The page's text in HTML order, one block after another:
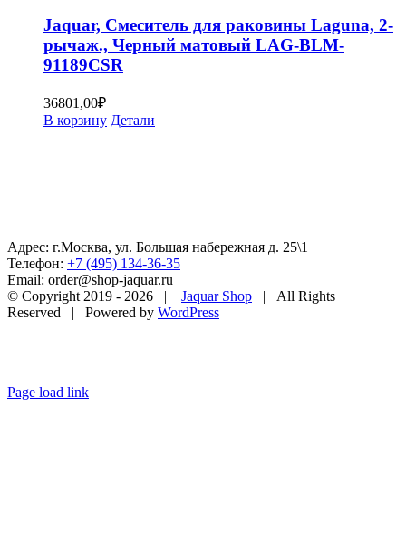
Jaquar, Смеситель для раковины Laguna, 2-
рычаж., Черный матовый LAG-BLM-
91189CSR
36801,00₽
В корзину Детали
Адрес: г.Москва, ул. Большая набережная д. 25\1
Телефон: +7 (495) 134-36-35
Email: order@shop-jaquar.ru
© Copyright 2019 - 2026 | Jaquar Shop | All Rights
Reserved | Powered by WordPress
Page load link